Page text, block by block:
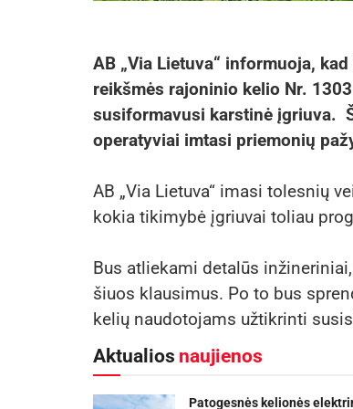
AB „Via Lietuva“ informuoja,
reikšmės rajoninio kelio Nr.
susiformavusi karstinė įgriuva.
operatyviai imtasi priemonių
AB „Via Lietuva“ imasi tolesnių
kokia tikimybė įgriuvai toliau
Bus atliekami detalūs
šiuos klausimus. Po to bus
kelių naudotojams užtikrinti
Aktualios naujienos
Patogesnės kelionės